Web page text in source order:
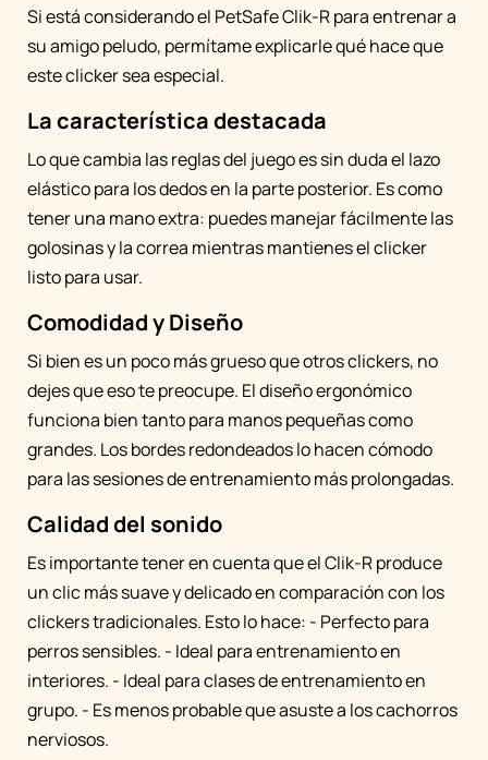
Si está considerando el PetSafe Clik-R para entrenar a
su amigo peludo, permítame explicarle qué hace que
este clicker sea especial.
La característica destacada
Lo que cambia las reglas del juego es sin duda el lazo
elástico para los dedos en la parte posterior. Es como
tener una mano extra: puedes manejar fácilmente las
golosinas y la correa mientras mantienes el clicker
listo para usar.
Comodidad y Diseño
Si bien es un poco más grueso que otros clickers, no
dejes que eso te preocupe. El diseño ergonómico
funciona bien tanto para manos pequeñas como
grandes. Los bordes redondeados lo hacen cómodo
para las sesiones de entrenamiento más prolongadas.
Calidad del sonido
Es importante tener en cuenta que el Clik-R produce
un clic más suave y delicado en comparación con los
clickers tradicionales. Esto lo hace: - Perfecto para
perros sensibles. - Ideal para entrenamiento en
interiores. - Ideal para clases de entrenamiento en
grupo. - Es menos probable que asuste a los cachorros
nerviosos.